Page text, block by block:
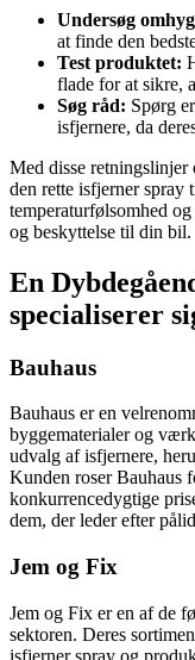
Undersøg
at finde den
Test produktet:
flade for at sikre,
Søg råd: Spørg
isfjernere, da
Med disse
den rette isfjerner
temperaturfølsomhed
og beskyttelse til din bil.
En
specialiserer
Bauhaus
Bauhaus er en
byggematerialer og
udvalg af isfjernere,
Kunden roser Bauhaus
konkurrencedygtige
dem, der leder efter
Jem og Fix
Jem og Fix er en af de
sektoren. Deres
isfjerner spray og